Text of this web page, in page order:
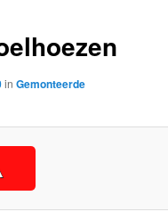
inGemonteerde